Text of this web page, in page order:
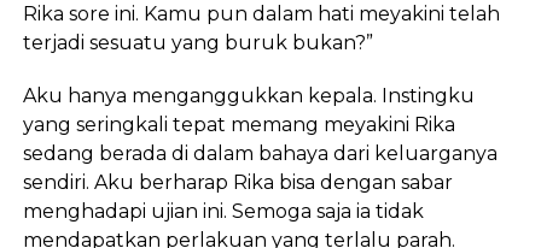
Rika sore ini. Kamu pun dalam hati meyakini telah
terjadi sesuatu yang buruk bukan?”
Aku hanya menganggukkan kepala. Instingku
yang seringkali tepat memang meyakini Rika
sedang berada di dalam bahaya dari keluarganya
sendiri. Aku berharap Rika bisa dengan sabar
menghadapi ujian ini. Semoga saja ia tidak
mendapatkan perlakuan yang terlalu parah.